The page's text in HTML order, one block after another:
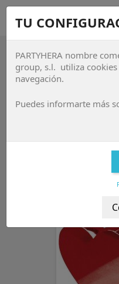
ACCESORIOS,
Accesorios de Globos
Mostrando 1-42 de 42
TU
PARTYHERA nombre
group, s.l. utiliza
navegación.
Puedes informarte más